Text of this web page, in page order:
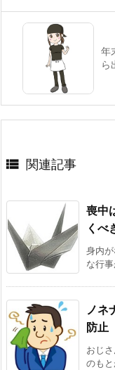
年
ら
 関連記事
喪中
くべ
身内
な行
ノネ
防止
おじ
のも